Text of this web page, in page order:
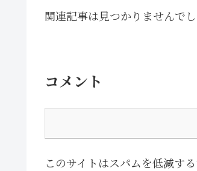
関連記事は見つかりませんでし
コメント
このサイトはスパムを低減す